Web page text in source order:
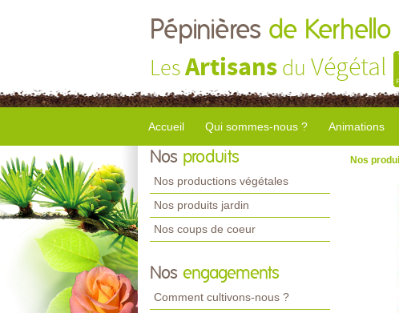
Pépinières de Kerhello
LesArtisans du Végétal
Accueil Qui sommes-nous ? Animations
Nos produits
Nos productions végétales
Nos produits jardin
Nos coups de coeur
Nos engagements
Comment cultivons-nous ?
Nos